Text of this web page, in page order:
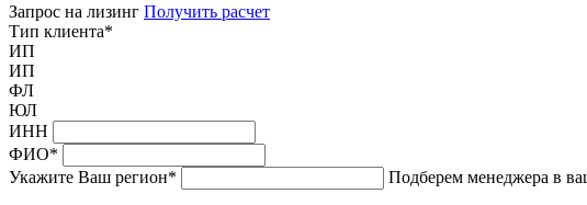
Запрос на лизинг Получить расчет
Тип клиента*
ИП
ИП
ФЛ
ЮЛ
ИНН
ФИО*
Укажите Ваш регион* Подберем менеджера в